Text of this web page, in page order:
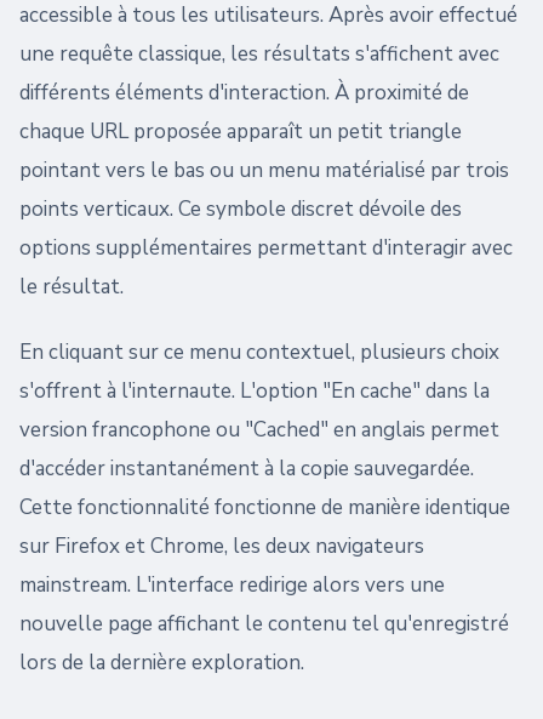
accessible à tous les utilisateurs. Après avoir effectué
une requête classique, les résultats s'affichent avec
différents éléments d'interaction. À proximité de
chaque URL proposée apparaît un petit triangle
pointant vers le bas ou un menu matérialisé par trois
points verticaux. Ce symbole discret dévoile des
options supplémentaires permettant d'interagir avec
le résultat.
En cliquant sur ce menu contextuel, plusieurs choix
s'offrent à l'internaute. L'option "En cache" dans la
version francophone ou "Cached" en anglais permet
d'accéder instantanément à la copie sauvegardée.
Cette fonctionnalité fonctionne de manière identique
sur Firefox et Chrome, les deux navigateurs
mainstream. L'interface redirige alors vers une
nouvelle page affichant le contenu tel qu'enregistré
lors de la dernière exploration.